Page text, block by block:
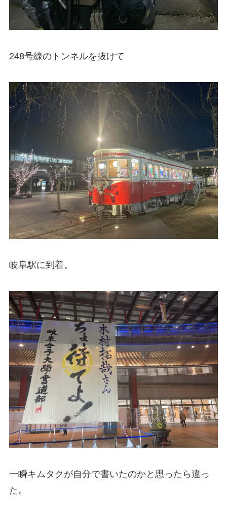
248号線のトンネルを抜けて
岐阜駅に到着。
一瞬キムタクが自分で書いたのかと思ったら違っ
た。